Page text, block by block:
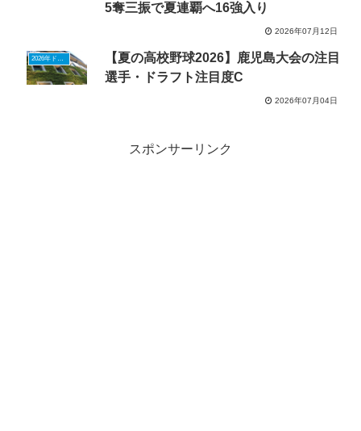
5奪三振で夏連覇へ16強入り
2026年07月12日
2026年ドラフトニュース
【夏の高校野球2026】鹿児島大会の注目
選手・ドラフト注目度C
2026年07月04日
スポンサーリンク